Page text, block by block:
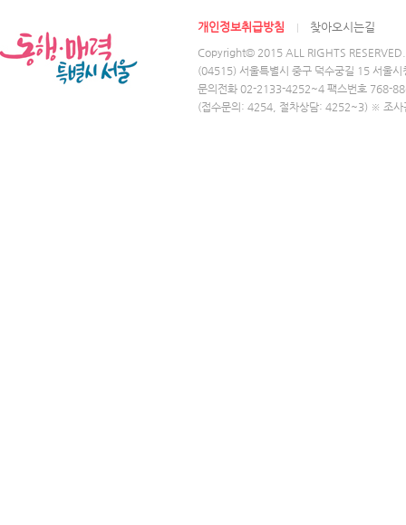
개인정보취급방침 찾아오시는길
Copyright© 2015 ALL RIGHTS RESERVED.
(04515) 서울특별시 중구 덕수궁길 15 서울
문의전화 02-2133-4252~4 팩스번호 768-
(접수문의: 4254, 절차상담: 4252~3) ※ 조사